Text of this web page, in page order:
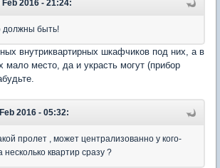
2016 - 21:24:
должны быть!
внутриквартирных шкафчиков под них, а в
мало место, да и украсть могут (прибор
2016 - 05:32:
пролет , может централизованно у кого-
несколько квартир сразу ?